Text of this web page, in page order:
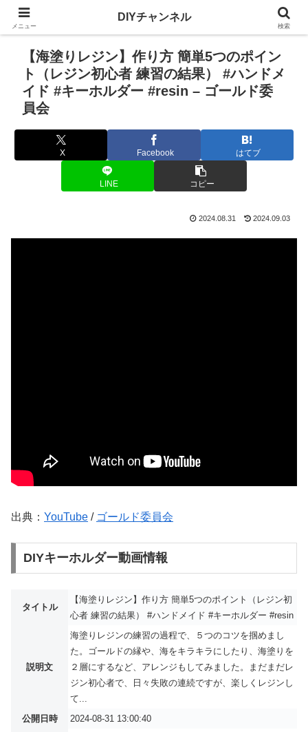
【海塗りレジン】作り方 簡単5つのポイン
ト（レジン初心者 練習の結果） #ハンドメ
イド #キーホルダー #resin – ゴールド委
員会
X Facebook はてブ
LINE コピー
2024.08.31 2024.09.03
出典： YouTube / ゴールド委員会
DIYキーホルダー動画情報
タイトル
【海塗りレジン】作り方 簡単5つのポイント（レジン初
心者 練習の結果） #ハンドメイド #キーホルダー #resin
説明文
海塗りレジンの練習の過程で、５つのコツを掴めまし
た。ゴールドの縁や、海をキラキラにしたり、海塗りを
２層にするなど、アレンジもしてみました。まだまだレ
ジン初心者で、日々失敗の連続ですが、楽しくレジンし
て...
公開日時
2024-08-31 13:00:40
メニュー
DIYチャンネル
検索